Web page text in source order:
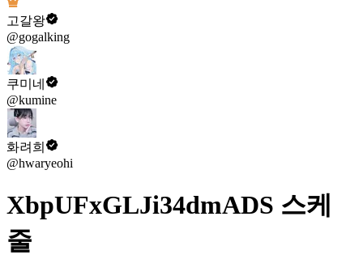
고갈왕
@gogalking
쿠미네
@kumine
화려희
@hwaryeohi
XbpUFxGLJi34dmADS 스케
줄